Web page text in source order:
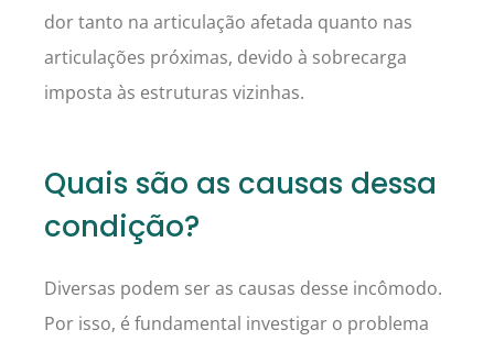
dor tanto na articulação afetada quanto nas
articulações próximas, devido à sobrecarga
imposta às estruturas vizinhas.
Quais são as causas dessa
condição?
Diversas podem ser as causas desse incômodo.
Por isso, é fundamental investigar o problema